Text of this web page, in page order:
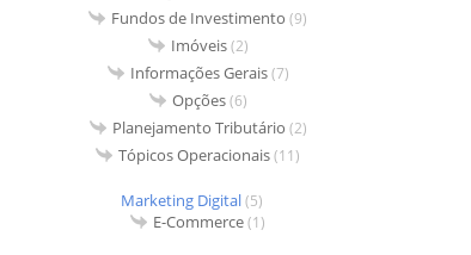
Fundos de Investimento (9)
Imóveis(2)
Informações Gerais(7)
Opções(6)
Planejamento Tributário (2)
Tópicos Operacionais(11)
Marketing Digital(5)
E-Commerce(1)